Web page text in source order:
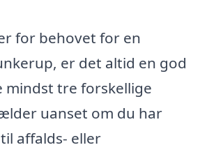
for behovet for en
er det altid en god
mindst tre forskellige
uanset om du har
affalds- eller